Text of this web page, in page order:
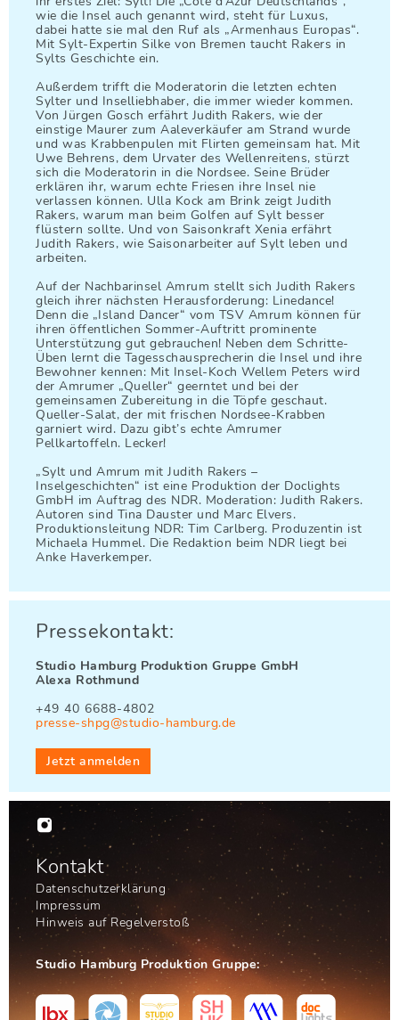
wie die Insel auch genannt wird, steht für Luxus,
dabei hatte sie mal den Ruf als „Armenhaus Europas“.
Mit Sylt-Expertin Silke von Bremen taucht Rakers in
Sylts Geschichte ein.
Außerdem trifft die Moderatorin die letzten echten
Sylter und Inselliebhaber, die immer wieder kommen.
Von Jürgen Gosch erfährt Judith Rakers, wie der
einstige Maurer zum Aaleverkäufer am Strand wurde
und was Krabbenpulen mit Flirten gemeinsam hat. Mit
Uwe Behrens, dem Urvater des Wellenreitens, stürzt
sich die Moderatorin in die Nordsee. Seine Brüder
erklären ihr, warum echte Friesen ihre Insel nie
verlassen können. Ulla Kock am Brink zeigt Judith
Rakers, warum man beim Golfen auf Sylt besser
flüstern sollte. Und von Saisonkraft Xenia erfährt
Judith Rakers, wie Saisonarbeiter auf Sylt leben und
arbeiten.
Auf der Nachbarinsel Amrum stellt sich Judith Rakers
gleich ihrer nächsten Herausforderung: Linedance!
Denn die „Island Dancer“ vom TSV Amrum können für
ihren öffentlichen Sommer-Auftritt prominente
Unterstützung gut gebrauchen! Neben dem Schritte-
Üben lernt die Tagesschausprecherin die Insel und ihre
Bewohner kennen: Mit Insel-Koch Wellem Peters wird
der Amrumer „Queller“ geerntet und bei der
gemeinsamen Zubereitung in die Töpfe geschaut.
Queller-Salat, der mit frischen Nordsee-Krabben
garniert wird. Dazu gibt’s echte Amrumer
Pellkartoffeln. Lecker!
„Sylt und Amrum mit Judith Rakers –
Inselgeschichten“ ist eine Produktion der Doclights
GmbH im Auftrag des NDR. Moderation: Judith Rakers.
Autoren sind Tina Dauster und Marc Elvers.
Produktionsleitung NDR: Tim Carlberg. Produzentin ist
Michaela Hummel. Die Redaktion beim NDR liegt bei
Anke Haverkemper.
Pressekontakt:
Studio Hamburg Produktion Gruppe GmbH
Alexa Rothmund
+49 40 6688-4802
presse-shpg@studio-hamburg.de
Jetzt anmelden

Kontakt
Datenschutzerklärung
Impressum
Hinweis auf Regelverstoß
Studio Hamburg Produktion Gruppe: